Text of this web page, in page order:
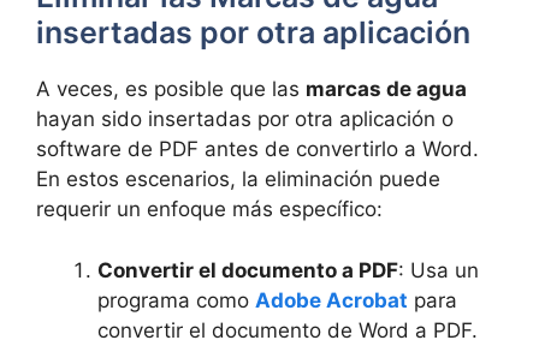
insertadas por otra aplicación
A veces, es posible que las marcas de agua
hayan sido insertadas por otra aplicación o
software de PDF antes de convertirlo a Word.
En estos escenarios, la eliminación puede
requerir un enfoque más específico:
Convertir el documento a PDF: Usa un
programa como Adobe Acrobat para
convertir el documento de Word a PDF.